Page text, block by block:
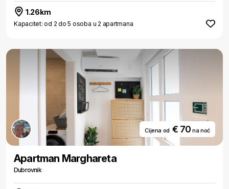
1.26km
Kapacitet: od 2 do 5 osoba u 2 apartmana
Cijena od € 70na noć
Apartman Marghareta
Dubrovnik